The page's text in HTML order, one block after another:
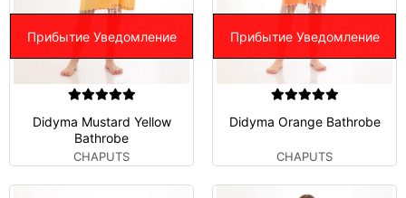
Прибытие Уведомление
Didyma Mustard Yellow
Bathrobe
CHAPUTS
Прибытие Уведомление
Didyma Orange Bathrobe
CHAPUTS